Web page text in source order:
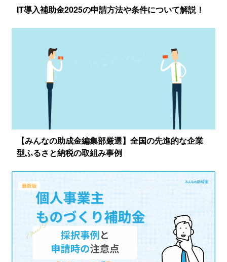
IT導入補助金2025の申請方法や条件について解説！
【みんなの助成金編集部厳選】全国の先進的な企業
型ふるさと納税の取組み事例